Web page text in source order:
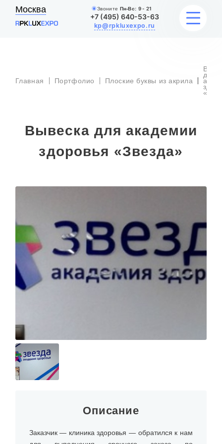
Москва Звоните Пн-Вс: 9 - 21
+7 (495) 640-53-63
kp@rpkluxexpo.ru
ВЫВЕСКИ
ЦЕНЫ
КАТАЛОГ
О КОМПАНИИ
Главная Портфолио Плоские буквы из акрила
для
Вывеска для академии
здоровья «Звезда»
Описание
Заказчик — клиника здоровья — обратился к нам